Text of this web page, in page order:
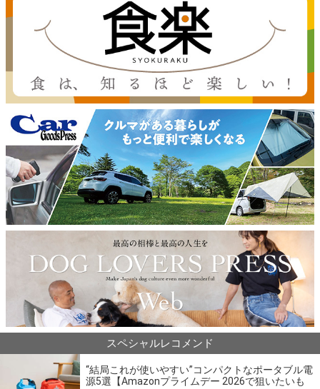
スペシャルレコメンド
“結局これが使いやすい”コンパクトなポータブル電
源5選【Amazonプライムデー 2026で狙いたいも